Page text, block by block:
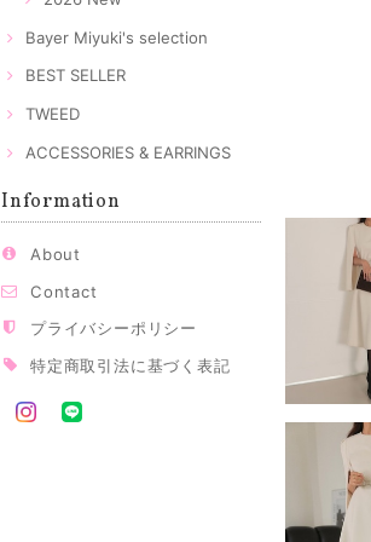
Bayer Miyuki's selection
BEST SELLER
TWEED
ACCESSORIES & EARRINGS
Information
About
Contact
プライバシーポリシー
特定商取引法に基づく表記